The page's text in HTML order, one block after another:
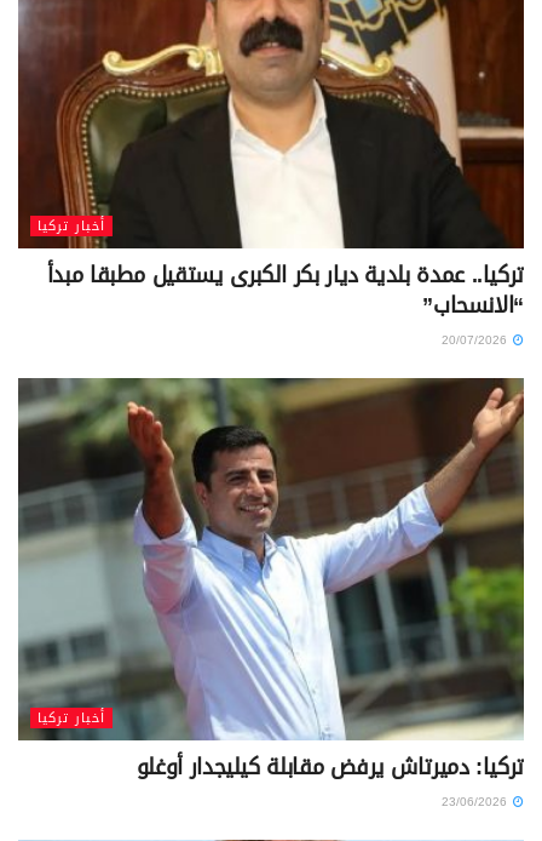
أخبار تركيا
تركيا.. عمدة بلدية ديار بكر الكبرى يستقيل مطبقا مبدأ
“الانسحاب”
أخبار تركيا
تركيا: دميرتاش يرفض مقابلة كيليجدار أوغلو